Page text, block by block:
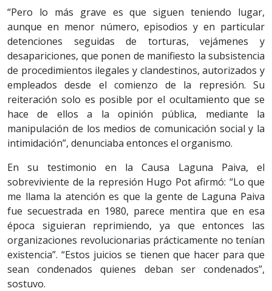
“Pero lo más grave es que siguen teniendo lugar,
aunque en menor número, episodios y en particular
detenciones seguidas de torturas, vejámenes y
desapariciones, que ponen de manifiesto la subsistencia
de procedimientos ilegales y clandestinos, autorizados y
empleados desde el comienzo de la represión. Su
reiteración solo es posible por el ocultamiento que se
hace de ellos a la opinión pública, mediante la
manipulación de los medios de comunicación social y la
intimidación”, denunciaba entonces el organismo.
En su testimonio en la Causa Laguna Paiva, el
sobreviviente de la represión Hugo Pot afirmó: “Lo que
me llama la atención es que la gente de Laguna Paiva
fue secuestrada en 1980, parece mentira que en esa
época siguieran reprimiendo, ya que entonces las
organizaciones revolucionarias prácticamente no tenían
existencia”. “Estos juicios se tienen que hacer para que
sean condenados quienes deban ser condenados”,
sostuvo.